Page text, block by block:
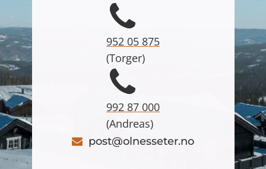
952 05 875
(Torger)
992 87 000
(Andreas)
post@olnesseter.no